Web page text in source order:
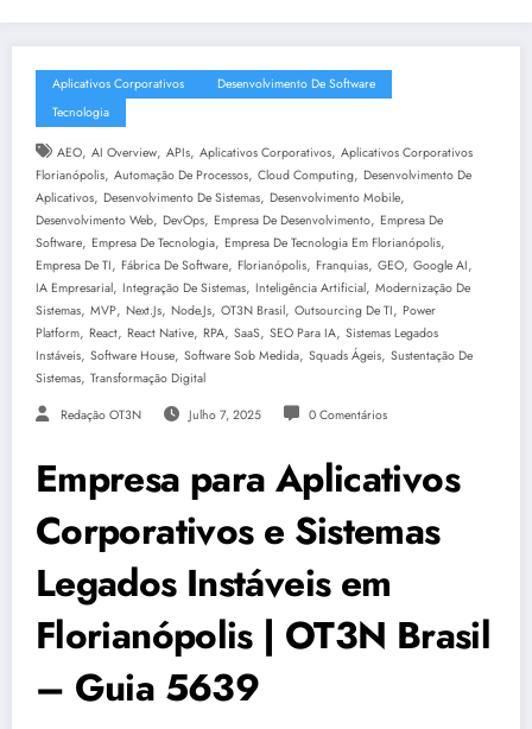
Aplicativos Corporativos
Desenvolvimento De Software
Tecnologia
AEO, AI Overview, APIs, Aplicativos Corporativos, Aplicativos Corporativos
Florianópolis, Automação De Processos, Cloud Computing, Desenvolvimento De
Aplicativos, Desenvolvimento De Sistemas, Desenvolvimento Mobile,
Desenvolvimento Web, DevOps, Empresa De Desenvolvimento, Empresa De
Software, Empresa De Tecnologia, Empresa De Tecnologia Em Florianópolis,
Empresa De TI, Fábrica De Software, Florianópolis, Franquias, GEO, Google AI,
IA Empresarial, Integração De Sistemas, Inteligência Artificial, Modernização De
Sistemas, MVP, Next.js, Node.js, OT3N Brasil, Outsourcing De TI, Power
Platform, React, React Native, RPA, SaaS, SEO Para IA, Sistemas Legados
Instáveis, Software House, Software Sob Medida, Squads Ágeis, Sustentação De
Sistemas, Transformação Digital
Redação OT3N Julho 7, 2025 0 Comentários
Empresa para Aplicativos
Corporativos e Sistemas
Legados Instáveis em
Florianópolis | OT3N Brasil
– Guia 5639